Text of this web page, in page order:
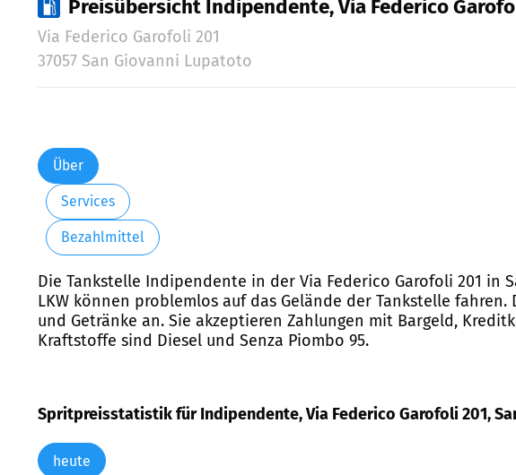
Preisübersicht Indipendente, Via Federico
Via Federico Garofoli 201
37057 San Giovanni Lupatoto
Über
Services
Bezahlmittel
Die Tankstelle Indipendente in der Via Federico Garofoli 201
LKW können problemlos auf das Gelände der Tankstelle
und Getränke an. Sie akzeptieren Zahlungen mit Bargeld,
Kraftstoffe sind Diesel und Senza Piombo 95.
Spritpreisstatistik für Indipendente, Via Federico Garofoli 201,
heute